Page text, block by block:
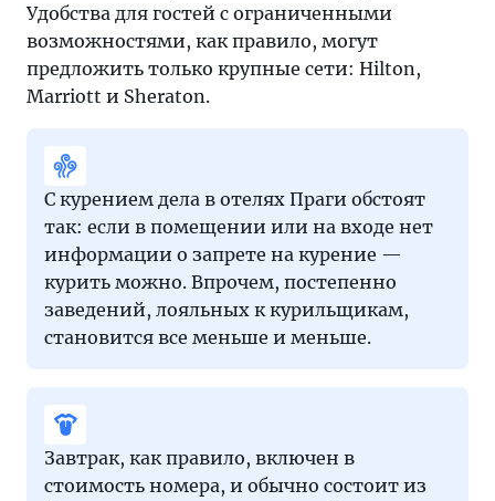
Удобства для гостей с ограниченными
возможностями, как правило, могут
предложить только крупные сети: Hilton,
Marriott и Sheraton.
С курением дела в отелях Праги обстоят
так: если в помещении или на входе нет
информации о запрете на курение —
курить можно. Впрочем, постепенно
заведений, лояльных к курильщикам,
становится все меньше и меньше.
Завтрак, как правило, включен в
стоимость номера, и обычно состоит из